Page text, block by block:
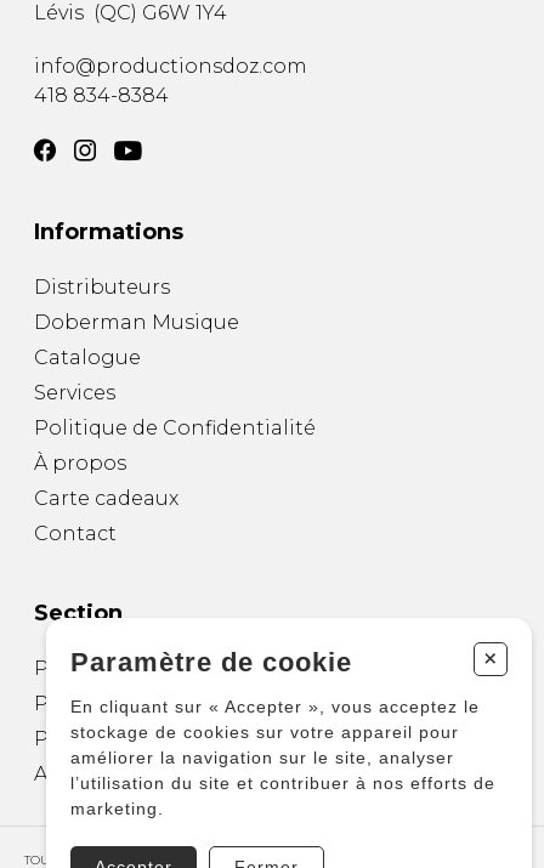
Lévis (QC) G6W 1Y4
info@productionsdoz.com
418 834-8384
Informations
Distributeurs
Doberman Musique
Catalogue
Services
Politique de Confidentialité
À propos
Carte cadeaux
Contact
Section
Partitions pour guitare
Partitions pour autres instruments
Partitions pour ensembles
Autres produits
TOUS DROITS RÉSERVÉS © COPYRIGHT 2026 – PRODUCTIONS D'OZ
Paramètre de cookie +
En cliquant sur « Accepter », vous acceptez le
stockage de cookies sur votre appareil pour
améliorer la navigation sur le site, analyser
l’utilisation du site et contribuer à nos efforts de
marketing.